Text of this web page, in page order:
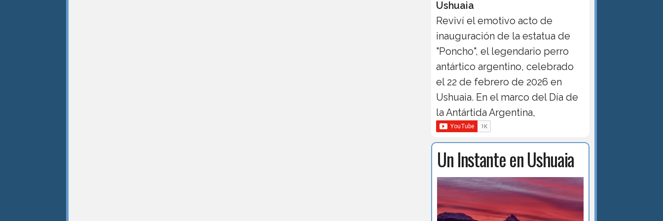
Ushuaia
Reviví el emotivo acto de
inauguración de la estatua de
"Poncho", el legendario perro
antártico argentino, celebrado
el 22 de febrero de 2026 en
Ushuaia. En el marco del Día de
la Antártida Argentina,
Un Instante en Ushuaia